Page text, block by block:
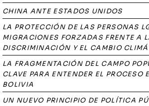
CHINA ANTE ESTADOS UNIDOS
LA PROTECCIÓN DE LAS PERSONAS
MIGRACIONES FORZADAS FRENTE A
DISCRIMINACIÓN Y EL CAMBIO
LA FRAGMENTACIÓN DEL CAMPO
CLAVE PARA ENTENDER EL PROCESO
BOLIVIA
UN NUEVO PRINCIPIO DE POLÍTICA